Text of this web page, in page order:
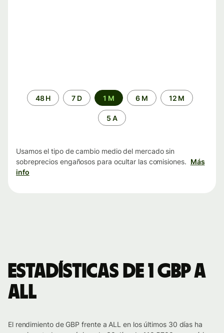
Periodo48 H 7 D 1 M 6 M 12 M
5 A
Usamos el tipo de cambio medio del mercado sin
sobreprecios engañosos para ocultar las comisiones. Más
info
Estadísticas de 1 GBP a
ALL
El rendimiento de GBP frente a ALL en los últimos 30 días ha